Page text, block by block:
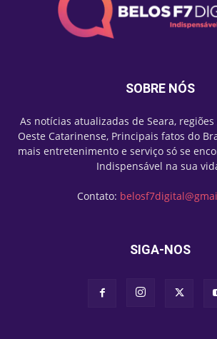
SOBRE NÓS
As notícias atualizadas de Seara,
Oeste Catarinense, Principais fatos do
mais entretenimento e serviço só se
Indispensável na sua
Contato:
SIGA-NOS